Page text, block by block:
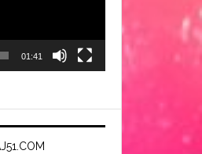
01:41